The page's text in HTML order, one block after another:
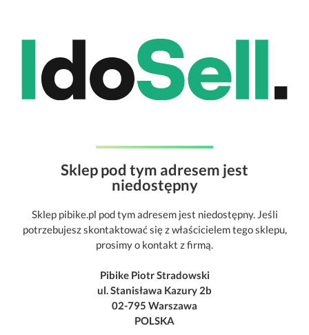
Sklep pod tym adresem jest
niedostępny
Sklep pibike.pl pod tym adresem jest niedostępny. Jeśli
potrzebujesz skontaktować się z właścicielem tego sklepu,
prosimy o kontakt z firmą.
Pibike Piotr Stradowski
ul. Stanisława Kazury 2b
02-795 Warszawa
POLSKA